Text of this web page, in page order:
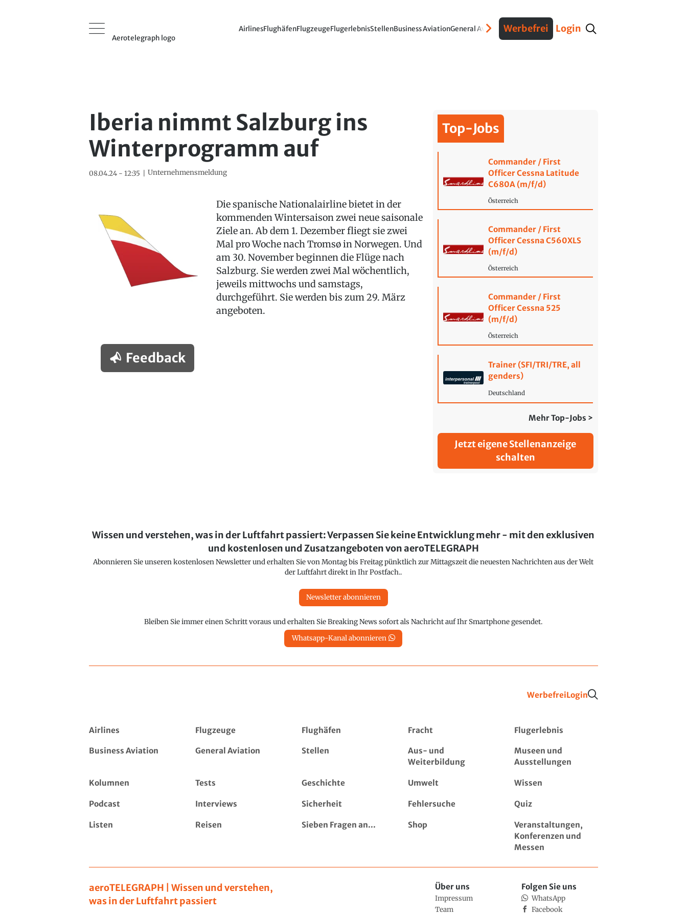
Aerotelegraph logo
AirlinesFlughäfenFlugzeugeFlugerlebnisStellenBusiness AviationGeneral AviationVerteidigungInterviews Fracht
Werbefrei Login
Iberia nimmt Salzburg ins
Winterprogramm auf
08.04.24 - 12:35 Unternehmensmeldung
Die spanische Nationalairline bietet in der
kommenden Wintersaison zwei neue saisonale
Ziele an. Ab dem 1. Dezember fliegt sie zwei
Mal pro Woche nach Tromsø in Norwegen. Und
am 30. November beginnen die Flüge nach
Salzburg. Sie werden zwei Mal wöchentlich,
jeweils mittwochs und samstags,
durchgeführt. Sie werden bis zum 29. März
angeboten.
Feedback
Top-Jobs
Commander / First
Officer Cessna Latitude
C680A (m/f/d)
Österreich
Commander / First
Officer Cessna C560XLS
(m/f/d)
Österreich
Commander / First
Officer Cessna 525
(m/f/d)
Österreich
Trainer (SFI/TRI/TRE, all
genders)
Deutschland
Mehr Top-Jobs >
Jetzt eigene Stellenanzeige
schalten
Wissen und verstehen, was in der Luftfahrt passiert: Verpassen Sie keine Entwicklung mehr - mit den exklusiven
und kostenlosen und Zusatzangeboten von aeroTELEGRAPH
Abonnieren Sie unseren kostenlosen Newsletter und erhalten Sie von Montag bis Freitag pünktlich zur Mittagszeit die neuesten Nachrichten aus der Welt
der Luftfahrt direkt in Ihr Postfach..
Newsletter abonnieren
Bleiben Sie immer einen Schritt voraus und erhalten Sie Breaking News sofort als Nachricht auf Ihr Smartphone gesendet.
Whatsapp-Kanal abonnieren
WerbefreiLogin
Airlines Flugzeuge Flughäfen Fracht Flugerlebnis
Business Aviation General Aviation Stellen
Aus- und
Weiterbildung
Museen und
Ausstellungen
Kolumnen Tests Geschichte Umwelt Wissen
Podcast Interviews Sicherheit Fehlersuche Quiz
Listen Reisen Sieben Fragen an... Shop
Veranstaltungen,
Konferenzen und
Messen
aeroTELEGRAPH | Wissen und verstehen,
was in der Luftfahrt passiert
Über uns
Impressum
Team
Folgen Sie uns
WhatsApp
Facebook